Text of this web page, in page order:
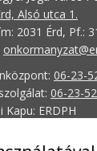
Alsó utca 1.
2031 Érd, Pf.:
06-23-
06-23-
Kapu: ERDPH